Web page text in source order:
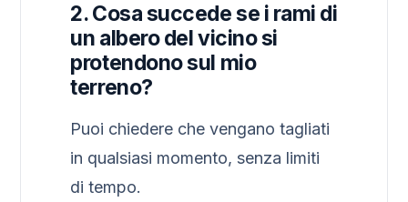
2. Cosa succede se i rami di
un albero del vicino si
protendono sul mio
terreno?
Puoi chiedere che vengano tagliati
in qualsiasi momento, senza limiti
di tempo.